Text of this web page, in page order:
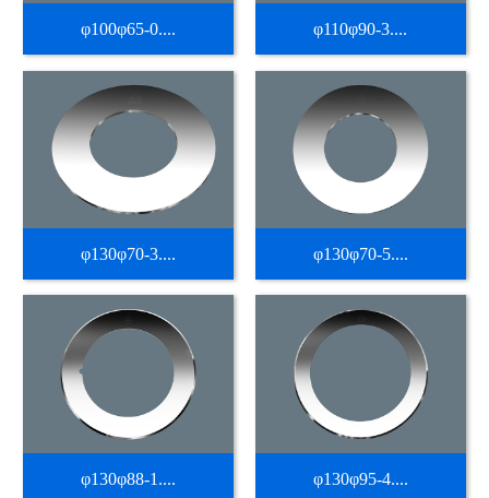
φ100φ65-0.... φ110φ90-3....
φ130φ70-3.... φ130φ70-5....
φ130φ88-1.... φ130φ95-4....